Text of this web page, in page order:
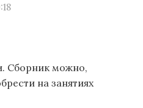
Сборник можно,
на занятиях